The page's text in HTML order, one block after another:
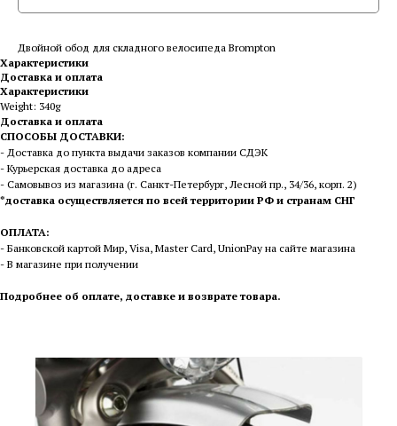
Двойной обод для складного велосипеда Brompton
Характеристики
Доставка и оплата
Характеристики
Weight: 340g
Доставка и оплата
СПОСОБЫ ДОСТАВКИ:
- Доставка до пункта выдачи заказов компании СДЭК
- Курьерская доставка до адреса
- Самовывоз из магазина (г. Санкт-Петербург, Лесной пр., 34/36, корп. 2)
*доставка осуществляется по всей территории РФ и странам СНГ
ОПЛАТА:
- Банковской картой Мир, Visa, Master Card, UnionPay на сайте магазина
- В магазине при получении
Подробнее об оплате, доставке и возврате товара.